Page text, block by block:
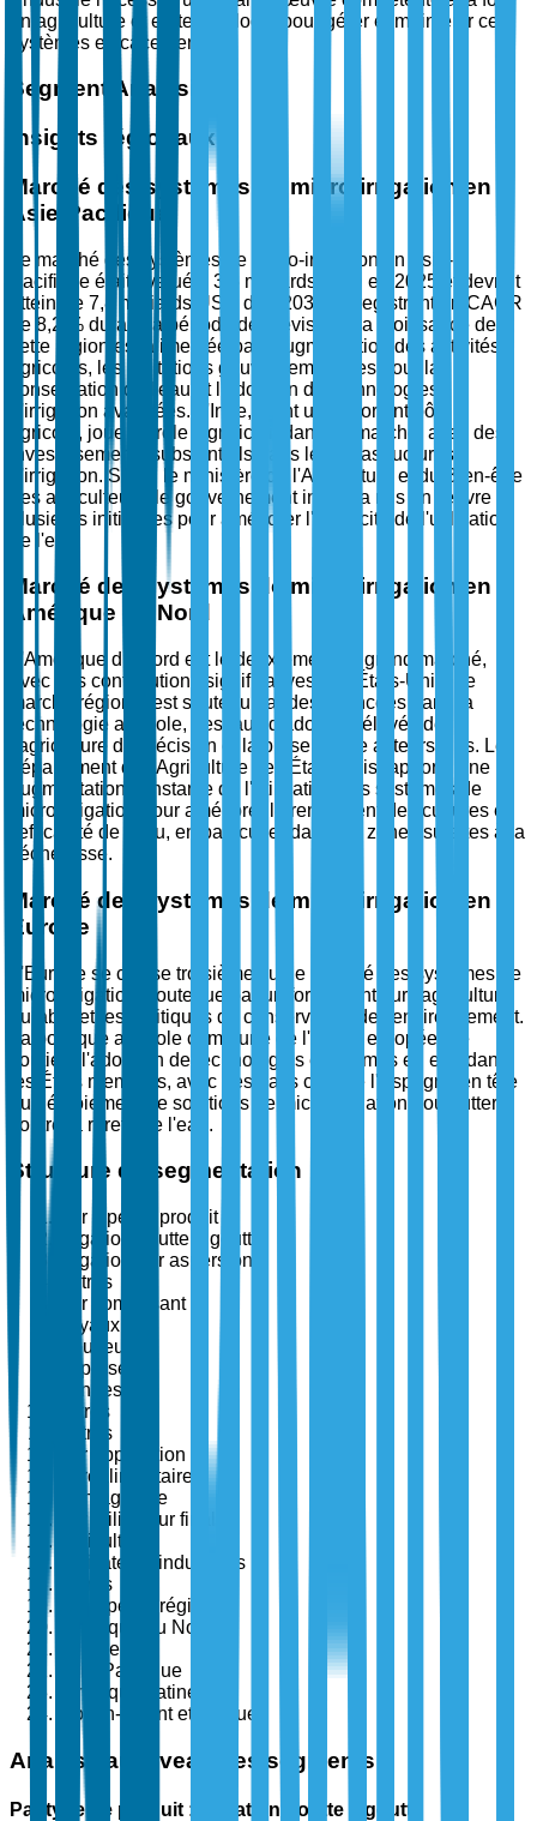
en agriculture et en technologie pour gérer et maintenir ces
systèmes efficacement.
Segment Analysis
Insights régionaux
Marché des systèmes de micro-irrigation en
Asie-Pacifique
Le marché des systèmes de micro-irrigation en Asie-
Pacifique était évalué à 3,5 milliards USD en 2025 et devrait
atteindre 7,8 milliards USD d'ici 2035, enregistrant un CAGR
de 8,2 % durant la période de prévision. La croissance de
cette région est alimentée par l'augmentation des activités
agricoles, les incitations gouvernementales pour la
conservation de l'eau et l'adoption de technologies
d'irrigation avancées. L'Inde, étant un important pôle
agricole, joue un rôle significatif dans ce marché, avec des
investissements substantiels dans les infrastructures
d'irrigation. Selon le ministère de l'Agriculture et du Bien-être
des agriculteurs, le gouvernement indien a mis en œuvre
plusieurs initiatives pour améliorer l'efficacité de l'utilisation
de l'eau.
Marché des systèmes de micro-irrigation en
Amérique du Nord
L'Amérique du Nord est le deuxième plus grand marché,
avec des contributions significatives des États-Unis. Le
marché régional est soutenu par des avancées dans la
technologie agricole, des taux d'adoption élevés de
l'agriculture de précision et la présence de acteurs clés. Le
département de l'Agriculture des États-Unis rapporte une
augmentation constante de l'utilisation des systèmes de
micro-irrigation pour améliorer le rendement des cultures et
l'efficacité de l'eau, en particulier dans les zones sujettes à la
sécheresse.
Marché des systèmes de micro-irrigation en
Europe
L'Europe se classe troisième sur le marché des systèmes de
micro-irrigation, soutenue par un fort accent sur l'agriculture
durable et les politiques de conservation de l'environnement.
La politique agricole commune de l'Union européenne
soutient l'adoption de technologies économes en eau dans
les États membres, avec des pays comme l'Espagne en tête
du déploiement de solutions de micro-irrigation pour lutter
contre la rareté de l'eau.
Structure de segmentation
Par type de produit
Irrigation goutte à goutte
Irrigation par aspersion
Autres
Par composant
Tuyaux
Goutteurs
Asperseurs
Vannes
Filtres
Autres
Par application
Agroalimentaire
Non-agricole
Par utilisateur final
Agriculteurs
Utilisateurs industriels
Autres
Par type de région
Amérique du Nord
Europe
Asie-Pacifique
Amérique Latine
Moyen-Orient et Afrique
Analyse au niveau des segments
Par type de produit : Irrigation goutte à goutte